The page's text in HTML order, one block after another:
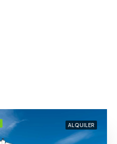
ALQUILER